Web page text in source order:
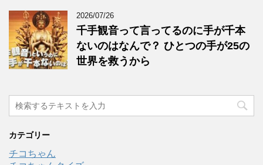
2026/07/26
千手観音って言ってるのに手が千本
ないのはなんで？ ひとつの手が25の
世界を救うから
カテゴリー
チコちゃん